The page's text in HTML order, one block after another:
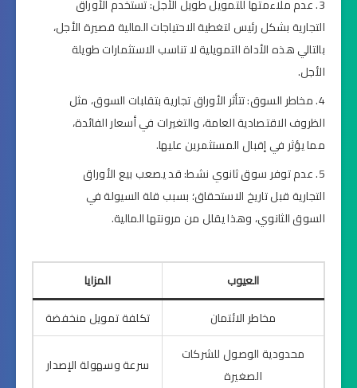
عدم ملاءمتها للتمويل طويل الأجل: تستخدم الأوراق
التجارية بشكل رئيس لتغطية الاحتياجات المالية قصيرة الأجل،
بالتالي هذه الأداة التمويلية لا تناسب الاستثمارات طويلة
الأجل.
مخاطر السوق: تتأثر الأوراق تجارية بتقلبات السوق، مثل
الظروف الاقتصادية العامة، والتغيرات في أسعار الفائدة،
مما يؤثر في إقبال المستثمرين عليها.
عدم توفر سوق ثانوي نشط: قد يصعب بيع الأوراق
التجارية قبل تاريخ الاستحقاق؛ بسبب قلة السيولة في
السوق الثانوي، وهذا يقلل من مرونتها المالية.
العيوب
المزايا
مخاطر الائتمان
تكلفة تمويل منخفضة
محدودية الوصول للشركات
الصغيرة
سرعة وسهولة الإصدار